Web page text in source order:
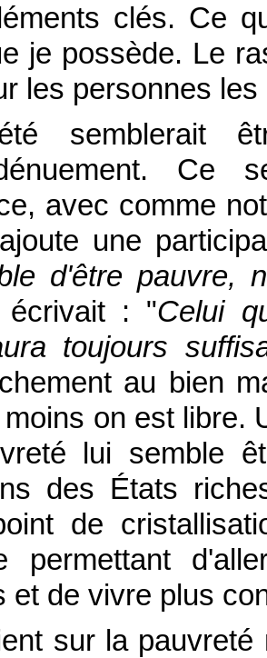
clés. Ce
je possède. Le
les personnes
semblerait
dénuement. Ce
avec comme
une
d'être pauvre,
: "Celui
toujours
au bien
moins on est libre.
lui semble
des États
de
permettant
et de vivre plus
sur la